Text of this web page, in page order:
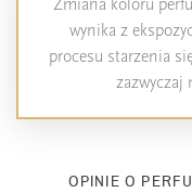
wynika z
procesu starzenia
zazwyczaj
OPINIE O